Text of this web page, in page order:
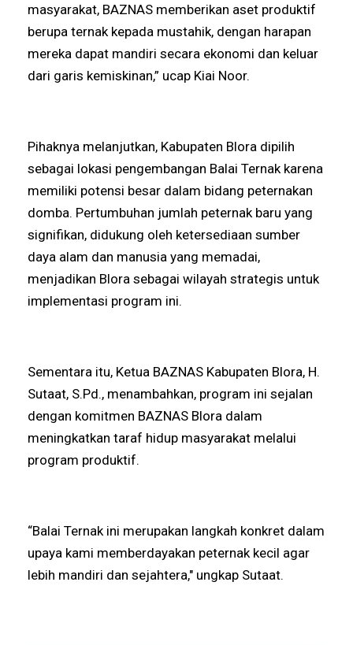
masyarakat, BAZNAS memberikan aset produktif
berupa ternak kepada mustahik, dengan harapan
mereka dapat mandiri secara ekonomi dan keluar
dari garis kemiskinan,” ucap Kiai Noor.
Pihaknya melanjutkan, Kabupaten Blora dipilih
sebagai lokasi pengembangan Balai Ternak karena
memiliki potensi besar dalam bidang peternakan
domba. Pertumbuhan jumlah peternak baru yang
signifikan, didukung oleh ketersediaan sumber
daya alam dan manusia yang memadai,
menjadikan Blora sebagai wilayah strategis untuk
implementasi program ini.
Sementara itu, Ketua BAZNAS Kabupaten Blora, H.
Sutaat, S.Pd., menambahkan, program ini sejalan
dengan komitmen BAZNAS Blora dalam
meningkatkan taraf hidup masyarakat melalui
program produktif.
“Balai Ternak ini merupakan langkah konkret dalam
upaya kami memberdayakan peternak kecil agar
lebih mandiri dan sejahtera," ungkap Sutaat.